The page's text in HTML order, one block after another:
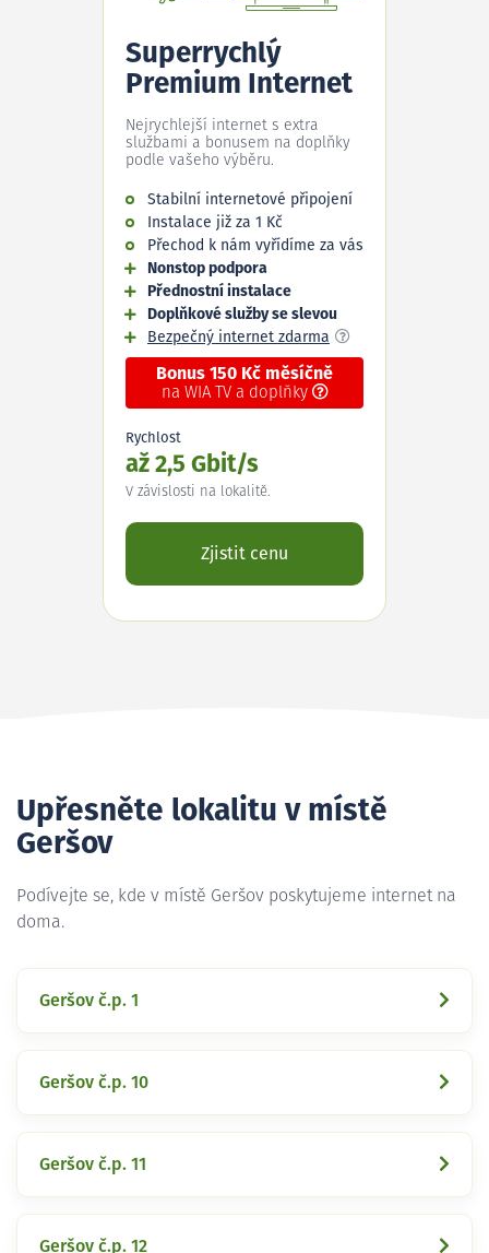
Superrychlý
Premium Internet
Nejrychlejší internet s extra
službami a bonusem na doplňky
podle vašeho výběru.
Stabilní internetové připojení
Instalace již za 1 Kč
Přechod k nám vyřídíme za vás
Nonstop podpora
Přednostní instalace
Doplňkové služby se slevou
Bezpečný internet zdarma
Bonus 150 Kč měsíčně
na WIA TV a doplňky
Rychlost
až 2,5 Gbit/s
V závislosti na lokalitě.
Zjistit cenu
Upřesněte lokalitu v místě
Geršov
Podívejte se, kde v místě Geršov poskytujeme internet na
doma.
Geršov č.p. 1
Geršov č.p. 10
Geršov č.p. 11
Geršov č.p. 12